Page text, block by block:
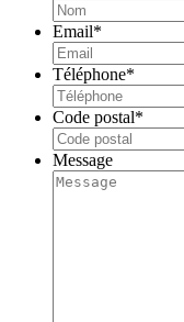
Email*
Téléphone*
Code postal*
Message